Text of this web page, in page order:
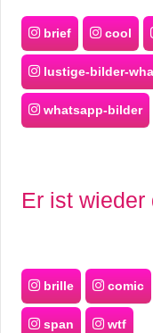
brief cool
lustige-bilder-
whatsapp-bilder
Er ist wieder
brille comic
span wtf